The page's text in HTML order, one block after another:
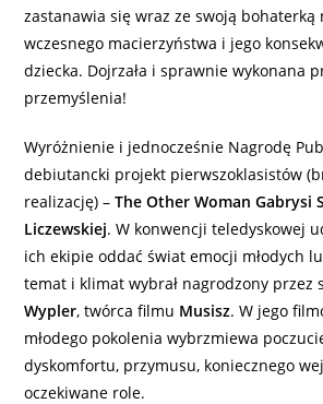
zastanawia się wraz ze swoją
wczesnego macierzyństwa i jego
dziecka. Dojrzała i sprawnie wykonana
przemyślenia!
Wyróżnienie i jednocześnie Nagrodę
debiutancki projekt pierwszoklasistów
realizację) –The Other Woman Gabrysi
Liczewskiej. W konwencji teledyskowej
ich ekipie oddać świat emocji młodych
temat i klimat wybrał nagrodzony przez
Wypler, twórca filmu Musisz. W jego
młodego pokolenia wybrzmiewa
dyskomfortu, przymusu, koniecznego
oczekiwane role.